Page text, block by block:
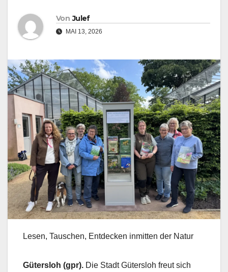
Von Julef
MAI 13, 2026
Lesen, Tauschen, Entdecken inmitten der Natur
Gütersloh (gpr). Die Stadt Gütersloh freut sich